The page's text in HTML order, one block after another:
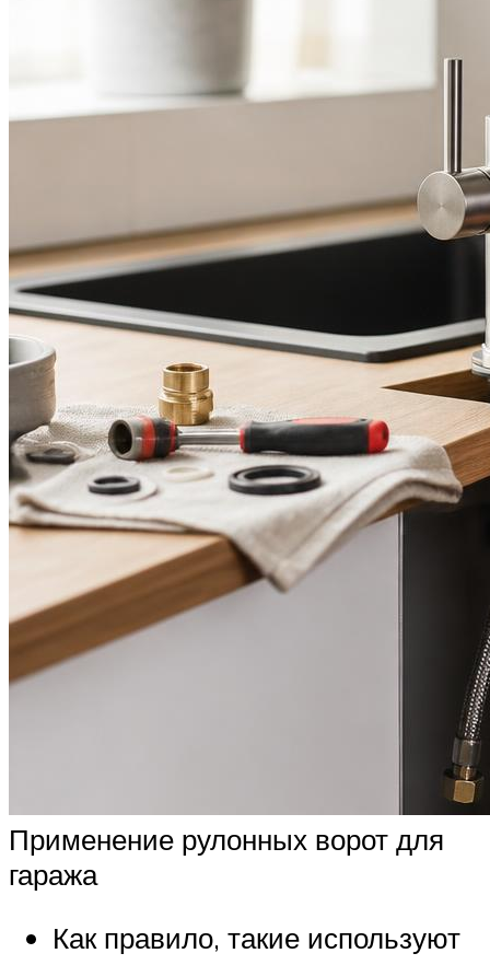
Применение рулонных ворот для
гаража
Как правило, такие используют